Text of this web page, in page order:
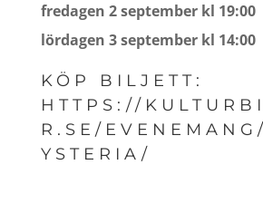
fredagen 2 september kl 19:00
lördagen 3 september kl 14:00
KÖP BILJETT:
HTTPS://
R.SE/
YSTERIA/